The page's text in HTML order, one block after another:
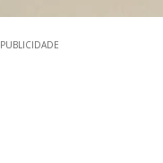
PUBLICIDADE